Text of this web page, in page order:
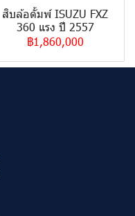
สิบล้อดั้มพ์ ISUZU FXZ
360 แรง ปี 2557
฿1,860,000